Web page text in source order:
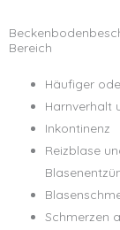
Bereich
Häufiger
Harnverhalt
Inkontinenz
Reizblase
Schmerzen